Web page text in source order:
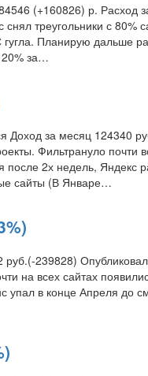
(+160826) р. Расход
треугольники с 80%
Планирую дальше
20% за…
Доход за месяц 124340
Фильтрануло почти
после 2х недель, Яндекс
сайты (В Январе…
239828)
на всех сайтах
упал в конце Апреля до